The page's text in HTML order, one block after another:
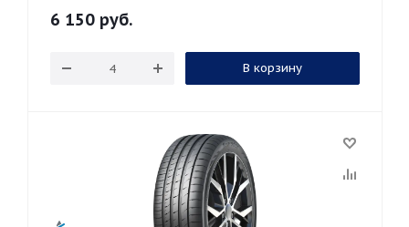
6 150 руб.
В корзину